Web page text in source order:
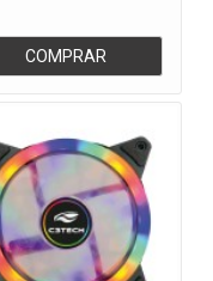
COMPRAR